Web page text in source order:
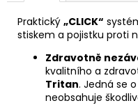
Praktický „CLICK“
stiskem a pojistku proti
Zdravotně
kvalitního a
Tritan. Jedná se
neobsahuje